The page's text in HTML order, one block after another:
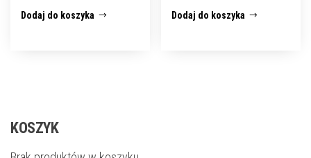
Dodaj do koszyka Dodaj do koszyka
KOSZYK